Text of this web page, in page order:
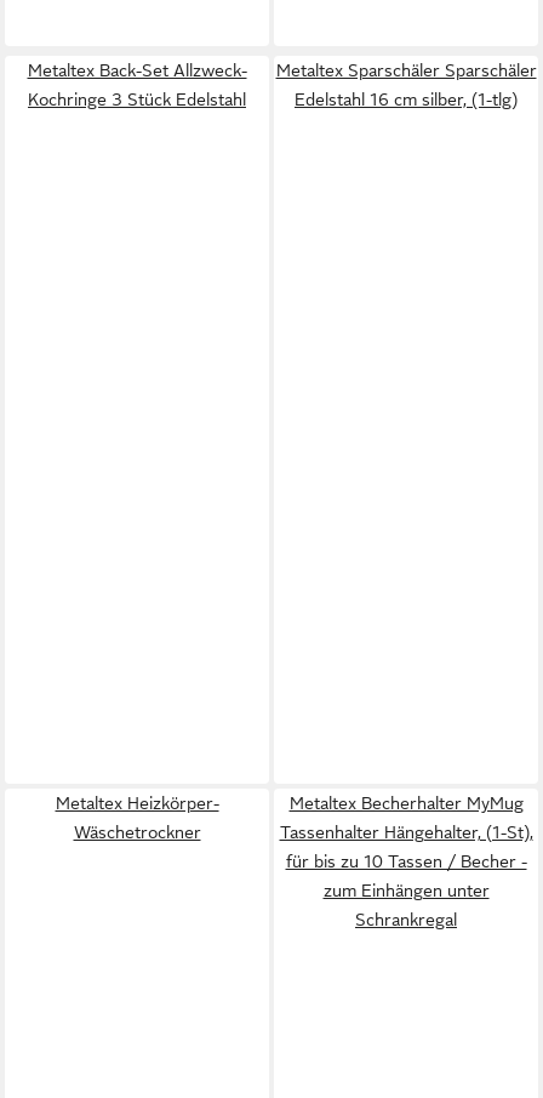
Metaltex Back-Set Allzweck-
Kochringe 3 Stück Edelstahl
Metaltex Sparschäler Sparschäler
Edelstahl 16 cm silber, (1-tlg)
Metaltex Heizkörper-
Wäschetrockner
Metaltex Becherhalter MyMug
Tassenhalter Hängehalter, (1-St),
für bis zu 10 Tassen / Becher -
zum Einhängen unter
Schrankregal